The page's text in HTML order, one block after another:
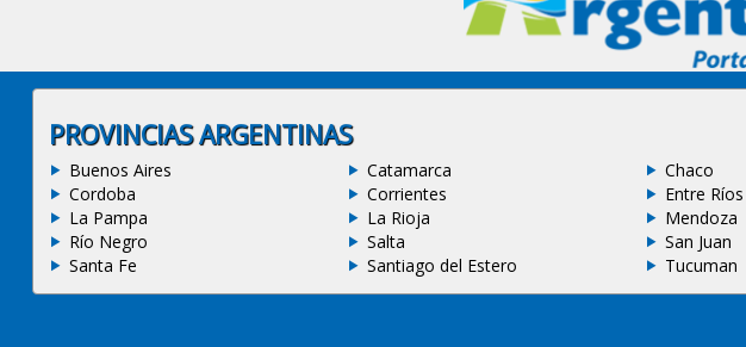
PROVINCIAS ARGENTINAS
Buenos Aires Catamarca Chaco
Cordoba
Corrientes Entre Ríos
La Pampa
La Rioja Mendoza
Río Negro
Salta San Juan
Santa Fe
Santiago del Estero Tucuman